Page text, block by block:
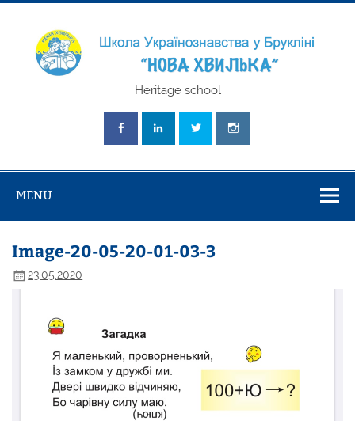
Skip
"Нова
Heritage school
MENU
Image-20-05-20-01-03-3
23.05.2020